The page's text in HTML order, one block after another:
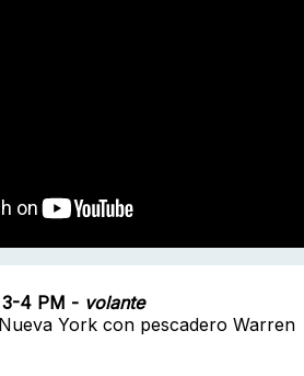
4 PM - volante
York con pescadero Warren